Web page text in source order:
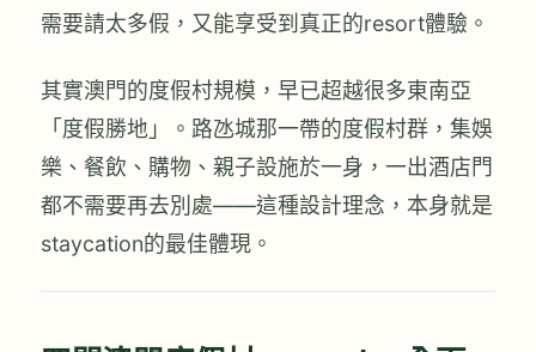
需要請太多假，又能享受到真正的resort體驗。
其實澳門的度假村規模，早已超越很多東南亞
「度假勝地」。路氹城那一帶的度假村群，集娛
樂、餐飲、購物、親子設施於一身，一出酒店門
都不需要再去別處——這種設計理念，本身就是
staycation的最佳體現。